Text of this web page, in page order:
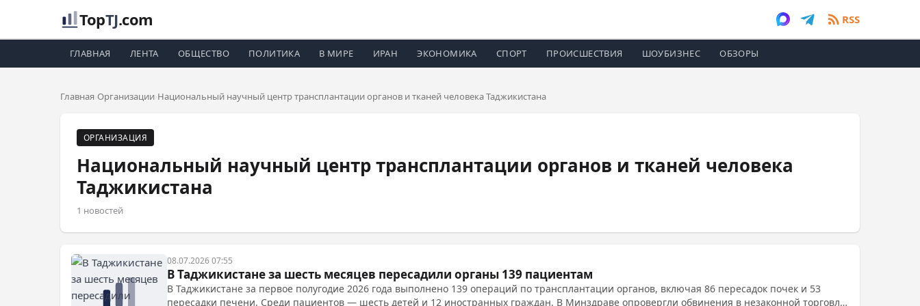
TopTJ.com RSS
ГЛАВНАЯ ЛЕНТА ОБЩЕСТВО ПОЛИТИКА В МИРЕ ИРАН ЭКОНОМИКА СПОРТ ПРОИСШЕСТВИЯ ШОУБИЗНЕС ОБЗОРЫ
Главная Организации Национальный научный центр трансплантации органов и тканей человека Таджикистана
ОРГАНИЗАЦИЯ
Национальный научный центр трансплантации органов и тканей человека
Таджикистана
1 новостей
08.07.2026 07:55
В Таджикистане за шесть месяцев пересадили органы 139 пациентам
В Таджикистане за первое полугодие 2026 года выполнено 139 операций по трансплантации органов, включая 86 пересадок почек и 53
пересадки печени. Среди пациентов — шесть детей и 12 иностранных граждан. В Минздраве опровергли обвинения в незаконной торговле